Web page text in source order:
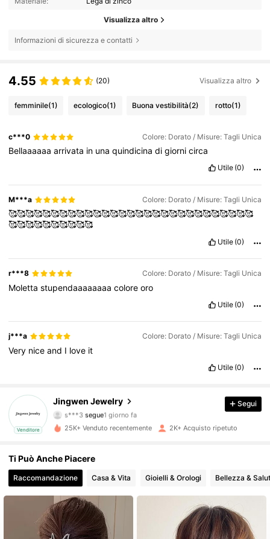
Visualizza altro
Informazioni di sicurezza e contatti
4.55 (20) Visualizza altro
femminile(1) ecologico(1) Buona vestibilità(2) rotto(1)
c***0 Colore: Dorato / Misure: Tagli Unica
Bellaaaaaaarrivata in unaquindicinadigiornicirca
Utile (0)
M***a Colore: Dorato / Misure: Tagli Unica
🥰🥰🥰🥰🥰🥰🥰🥰🥰🥰🥰🥰🥰🥰🥰🥰🥰🥰🥰🥰🥰🥰🥰🥰🥰🥰🥰🥰🥰
🥰🥰🥰🥰🥰🥰🥰🥰🥰🥰
Utile (0)
r***8 Colore: Dorato / Misure: Tagli Unica
Molettastupendaaaaaaaacoloreoro
Utile (0)
j***a Colore: Dorato / Misure: Tagli Unica
Very niceand I love it
Utile (0)
Venditore
Jingwen Jewelry
s***3segue1 giorno fa
4.86
366 Follower
4.86
4.86 366 Follower
4.86 366 Follower
Segui
25K+ Venduto recentemente 2K+ Acquisto ripetuto
Ti Può Anche Piacere
Raccomandazione Casa & Vita Gioielli & Orologi Bellezza &